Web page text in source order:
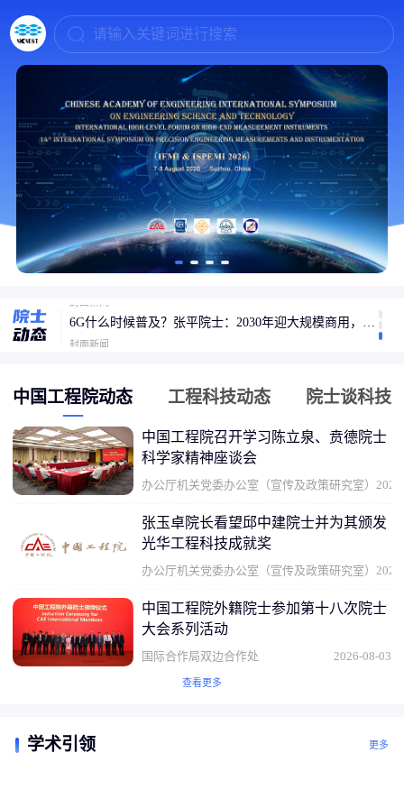
请输入关键词进行搜索
专访孙以泽院士：碳纤维复合材料将走进千家万户
封面新闻
中国工程院动态 工程科技动态 院士谈科技
中国工程院召开学习陈立泉、贲德院士
科学家精神座谈会
办公厅机关党委办公室（宣传及政策研究室）
张玉卓院长看望邱中建院士并为其颁发
光华工程科技成就奖
办公厅机关党委办公室（宣传及政策研究室）
中国工程院外籍院士参加第十八次院士
大会系列活动
国际合作局双边合作处 2026-08-03
查看更多
学术引领 更多